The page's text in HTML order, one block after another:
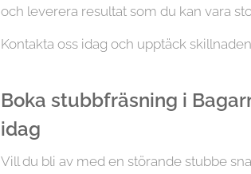
och leverera resultat som du kan vara
Kontakta oss idag och upptäck
Boka stubbfräsning i
idag
Vill du bli av med en störande stubbe